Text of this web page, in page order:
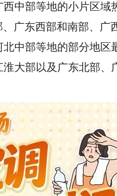
部等地的小片区域
广东西部和南部、广
中部等地的部分地
大部以及广东北部、